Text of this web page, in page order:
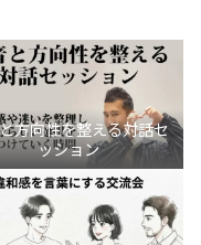
方向性を整える対話セ
ッション